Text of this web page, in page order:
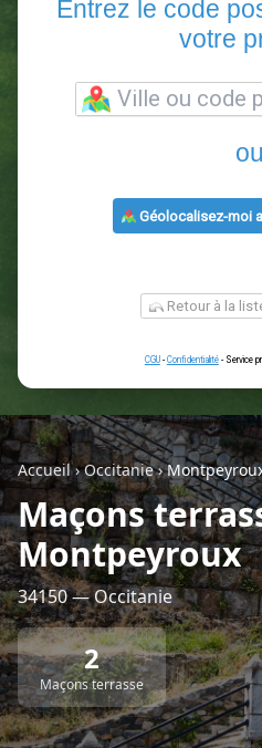
Retour
CGU-Confidentialité
Accueil›Occitanie›
Maçons
Montpeyroux
34150 — Occitanie
2
Maçons terrasse